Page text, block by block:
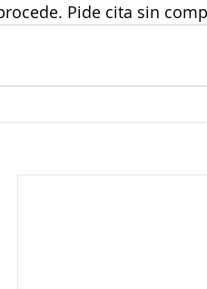
Pide cita sin